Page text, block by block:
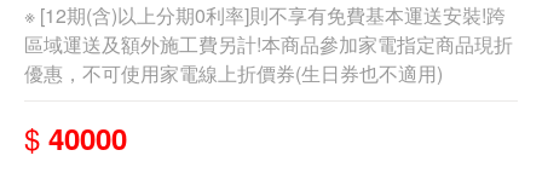
※ [12期(含)以上分期0利率]則不享有免費基本運送安裝!跨
區域運送及額外施工費另計!本商品參加家電指定商品現折
優惠，不可使用家電線上折價券(生日券也不適用)
$ 40000